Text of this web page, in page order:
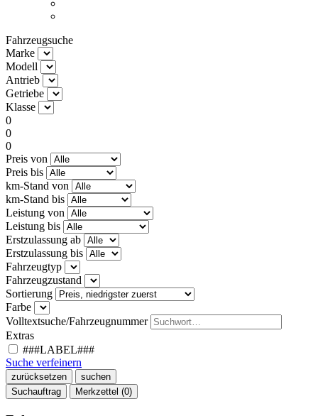
Fahrzeugsuche
Marke
Modell
Antrieb
Getriebe
Klasse
0
0
0
Preis von
Preis bis
km-Stand von
km-Stand bis
Leistung von
Leistung bis
Erstzulassung ab
Erstzulassung bis
Fahrzeugtyp
Fahrzeugzustand
Sortierung
Farbe
Volltextsuche/Fahrzeugnummer
Extras
###LABEL###
Suche verfeinern
zurücksetzen
suchen
Suchauftrag
Merkzettel (0)